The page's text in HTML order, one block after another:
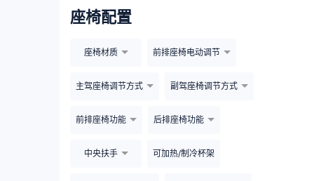
座椅配置
座椅材质 前排座椅电动调节
主驾座椅调节方式 副驾座椅调节方式
前排座椅功能 后排座椅功能
中央扶手 可加热/制冷杯架